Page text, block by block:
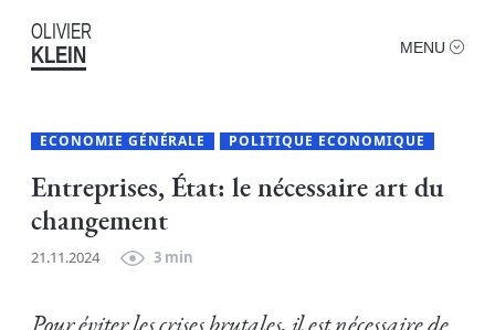
OLIVIER
KLEIN MENU
ECONOMIE GÉNÉRALE POLITIQUE ECONOMIQUE
Entreprises, État: le nécessaire art du
changement
21.11.2024 3 min
Pour éviter les crises brutales, il est nécessaire de